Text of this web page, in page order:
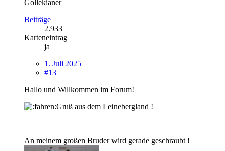
Gollekianer
Beiträge
2.933
Karteneintrag
ja
1. Juli 2025
#13
Hallo und Willkommen im Forum!
Gruß aus dem Leinebergland !
An meinem großen Bruder wird gerade geschraubt !